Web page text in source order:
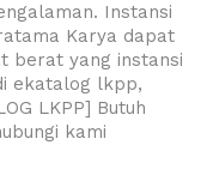
Instansi
Karya dapat
berat yang instansi
ekatalog lkpp,
LKPP] Butuh
kami